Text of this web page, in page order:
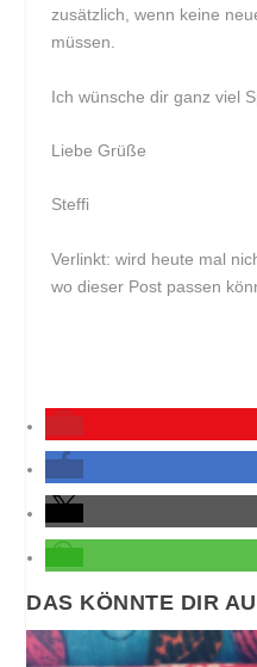
zusätzlich, wenn keine
müssen.
Ich wünsche dir ganz viel
Liebe Grüße
Steffi
Verlinkt: wird heute mal
wo dieser Post passen
DAS KÖNNTE DIR